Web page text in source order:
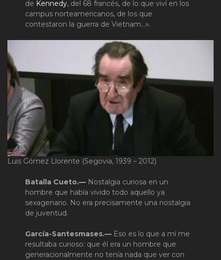
de Kennedy, del 68 francés, de lo que viví en los
campus norteamericanos, de los que
contestaron la guerra de Vietnam…».
Luis Gómez Llorente (Segovia, 1939 – 2012)
Batalla Cueto.— Nostalgia curiosa en un
hombre que había vivido todo aquello ya
sexagenario. No era precisamente una nostalgia
de juventud.
García-Santesmases.— Eso es lo que a mí me
resultaba curioso: que él era un hombre que
generacionalmente no tenía nada que ver con